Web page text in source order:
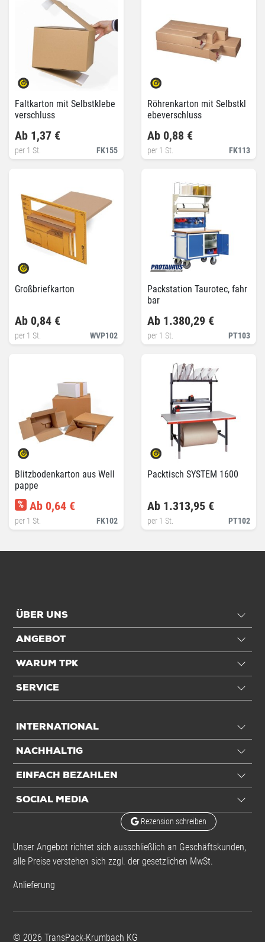
Faltkarton mit Selbstklebe
verschluss
FK155
Ab 1,37 €
per 1 St.
Röhrenkarton mit Selbstkl
ebeverschluss
FK113
Ab 0,88 €
per 1 St.
Großbriefkarton
WVP102
Ab 0,84 €
per 1 St.
Packstation Taurotec, fahr
bar
PT103
Ab 1.380,29 €
per 1 St.
Blitzbodenkarton aus Well
pappe
FK102
% Ab 0,64 €
per 1 St.
Packtisch SYSTEM 1600
PT102
Ab 1.313,95 €
per 1 St.
ÜBER UNS
ANGEBOT
WARUM TPK
SERVICE
INTERNATIONAL
NACHHALTIG
EINFACH BEZAHLEN
SOCIAL MEDIA
Rezension schreiben
Unser Angebot richtet sich ausschließlich an Geschäftskunden,
alle Preise verstehen sich zzgl. der gesetzlichen MwSt.
Anlieferung
© 2026 TransPack-Krumbach KG